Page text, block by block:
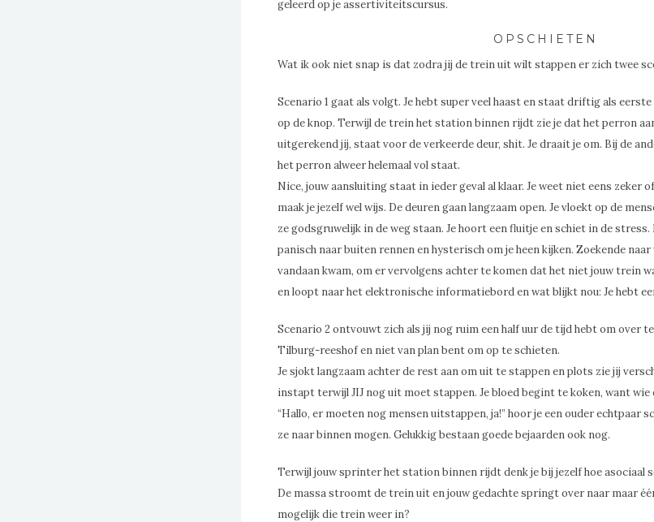
geleerd op je assertiviteitscursus.
OPSCHIETEN
Wat ik ook niet snap is dat zodra jij de trein uit wilt stappen er zich twee
Scenario 1 gaat als volgt. Je hebt super veel haast en staat driftig als
op de knop. Terwijl de trein het station binnen rijdt zie je dat het perron
uitgerekend jij, staat voor de verkeerde deur, shit. Je draait je om. Bij de
het perron alweer helemaal vol staat.
Nice, jouw aansluiting staat in ieder geval al klaar. Je weet niet eens zeker
maak je jezelf wel wijs. De deuren gaan langzaam open. Je vloekt op de
ze godsgruwelijk in de weg staan. Je hoort een fluitje en schiet in de
panisch naar buiten rennen en hysterisch om je heen kijken. Zoekende
vandaan kwam, om er vervolgens achter te komen dat het niet jouw trein
en loopt naar het elektronische informatiebord en wat blijkt nou: Je hebt
Scenario 2 ontvouwt zich als jij nog ruim een half uur de tijd hebt om over
Tilburg-reeshof en niet van plan bent om op te schieten.
Je sjokt langzaam achter de rest aan om uit te stappen en plots zie jij
instapt terwijl JIJ nog uit moet stappen. Je bloed begint te koken, want
“Hallo, er moeten nog mensen uitstappen, ja!” hoor je een ouder echtpaar
ze naar binnen mogen. Gelukkig bestaan goede bejaarden ook nog.
Terwijl jouw sprinter het station binnen rijdt denk je bij jezelf hoe asociaal
De massa stroomt de trein uit en jouw gedachte springt over naar maar
mogelijk die trein weer in?